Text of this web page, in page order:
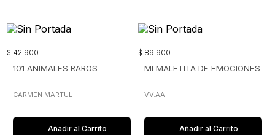
$ 42.900
101 ANIMALES RAROS
CARMEN MARTUL
Añadir al Carrito
$ 89.900
MI MALETITA DE EMOCIONES
VV.AA
Añadir al Carrito